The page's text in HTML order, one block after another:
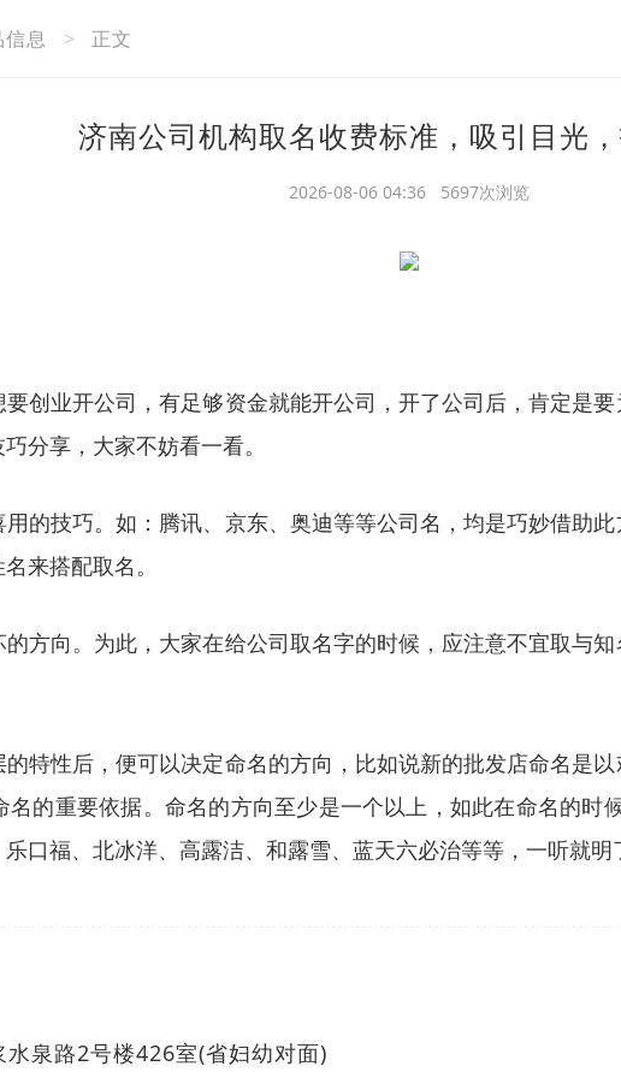
信息 > 正文
济南公司机构取名收费标准，吸引目光
2026-08-06 04:36 5697次浏览
创业开公司，有足够资金就能开公司，开了公司后，肯定是
分享，大家不妨看一看。
的技巧。如：腾讯、京东、奥迪等等公司名，均是巧妙借助
来搭配取名。
方向。为此，大家在给公司取名字的时候，应注意不宜取与
特性后，便可以决定命名的方向，比如说新的批发店命名是
的重要依据。命名的方向至少是一个以上，如此在命名的
口福、北冰洋、高露洁、和露雪、蓝天六必治等等，一听就明
泉路2号楼426室(省妇幼对面)